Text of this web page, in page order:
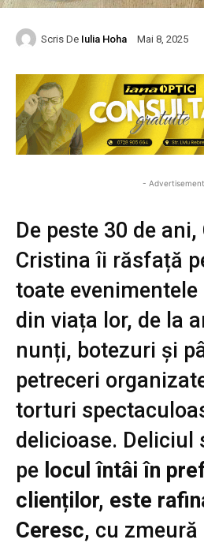
Scris De Iulia Hoha Mai 8, 2025
-
De peste 30 de
Cristina îi răsfață
toate
din viața lor, de la
nunți, botezuri și
petreceri
torturi
delicioase. Deliciul
pe locul întâi în
clienților, este
Ceresc, cu